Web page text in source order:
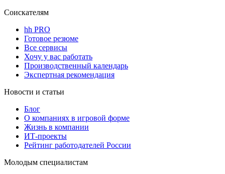
Соискателям
hh PRO
Готовое резюме
Все сервисы
Хочу у вас работать
Производственный календарь
Экспертная рекомендация
Новости и статьи
Блог
О компаниях в игровой форме
Жизнь в компании
ИТ-проекты
Рейтинг работодателей России
Молодым специалистам